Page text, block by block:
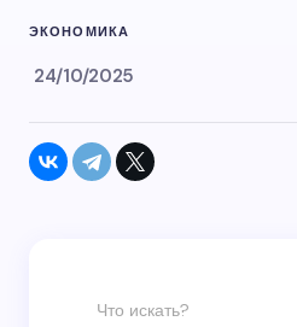
ЭКОНОМИКА
24/10/2025